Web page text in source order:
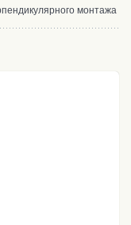
монтажа